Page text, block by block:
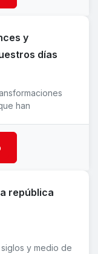
y
días
han
república
y medio de